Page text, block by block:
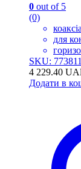
0 out of 5
(0)
для
SKU:
4 229.40
Додати в